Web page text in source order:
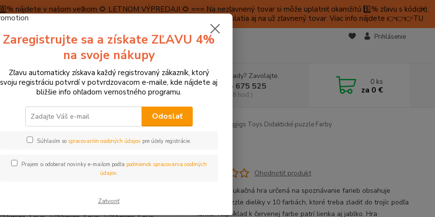
nájdete v našom veľkom 🌻 LETNOM VÝPREDAJI 🌻 === Na nezľavnený tovar si môže uplatniť okamžitú 5️⃣% zľavu s kódom:
máme teraz pripravené špeciálne zľavy až do výšky 1️⃣5️⃣% , ktoré platia aj na už zľavnený tovar. Viac info nájdete 👉👉👉TU
A PLATBA RECENZIE 👉VRÁTENIE TOVARU👈
KONTAKTY
Prihlásenie
Hľadať
Neviete si rady? Zavolajte.
+421 905 675 525
(Po-Pia, 9-18 hod.)
0 ks
za 0 €
Kocky, puzzle, stavebnice, mozaiky Drevené, vrstvové, vkladacie puzzle Bigjigs Toys Didaktické puzzle Farby
Toys Didaktické puzzle Farby
Ohodnotiť produkt
Zábavná edukačná hra určená na spoznávanie farieb obsahuje
drevené puzzle dieliky v 10 farbách, ktoré treba zladiť do trojíc podľa
farieb. Napríklad k červenej farbe patrí lienka aj jablko. Hra
Zaregistrujte sa a získate ZĽAVU 4%
na svoje nákupy
Zľavu automaticky získava každý registrovaný zákazník, ktorý
svoju registráciu potvrdí v potvrdzovacom e-maile, kde nájdete aj
bližšie info ohľadom vernostného programu.
Odoslať
Súhlasím so spracovaním osobných údajovpre účely registrácie.
Prajem si odoberať novinky e-mailom podľa podmienok spracovania osobných
údajov.
Zatvoriť